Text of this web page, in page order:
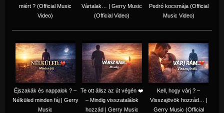
miért ? (Official Music
Video)
Vártalak… | Gerry Music
(Official Video)
Pedró kocsmája (Official
Music Video)
Éjszakák és nappalok ? –
Nélküled minden fáj | Gerry
Music
Te ott állsz az út végén ❤️
– Mindig visszatalálok
hozzád | Gerry Music
Kell, hogy várj ? –
Visszajövök hozzád… |
Gerry Music (Official